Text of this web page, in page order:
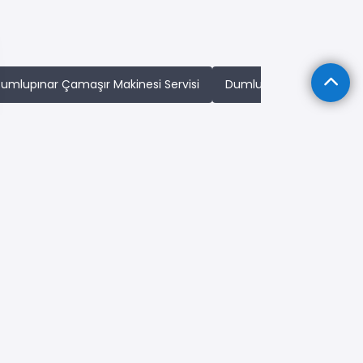
Çamaşır Makinesi Servisi Dumlupınar Klima Servisi